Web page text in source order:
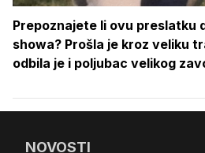
Prepoznajete li ovu preslatku
showa? Prošla je kroz veliku
odbila je i poljubac velikog
NOVOSTI